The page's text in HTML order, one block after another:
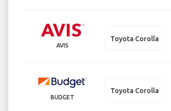
AVIS
Toyota Corolla
BUDGET
Toyota Corolla